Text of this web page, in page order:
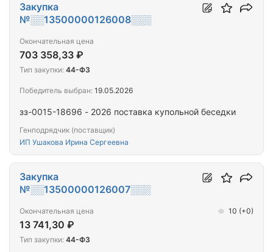
зз-0015-18696 - 2026 поставка купольной беседки
Генподрядчик (поставщик)
ИП Ушакова Ирина Сергеевна
Закупка
№░░13500000126008░░░
Окончательная цена
703 358,33 ₽
Тип закупки: 44-ФЗ
Победитель выбран: 19.05.2026
Закупка
№░░13500000126007░░░
Окончательная цена
13 741,30 ₽
10 (+0)
Тип закупки: 44-ФЗ